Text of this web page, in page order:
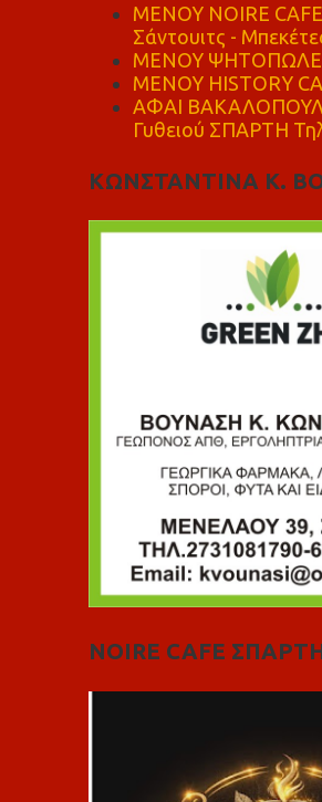
MENOY NOIRE
Σάντουιτς -
ΜΕΝΟΥ
ΜΕΝΟΥ HISTORY
ΑΦΑΙ
Γυθειού ΣΠΑΡΤΗ
ΚΩΝΣΤΑΝΤΙΝΑ Κ.
NOIRE CAFE